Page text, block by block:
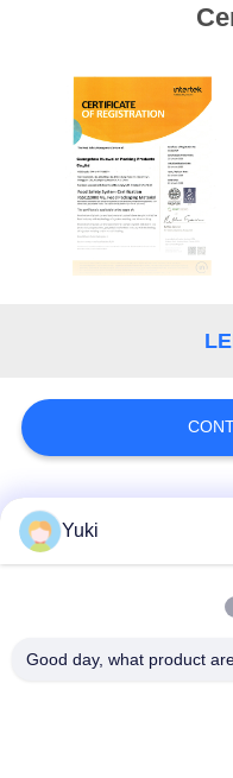
populaire
Yuki
Good day, what product